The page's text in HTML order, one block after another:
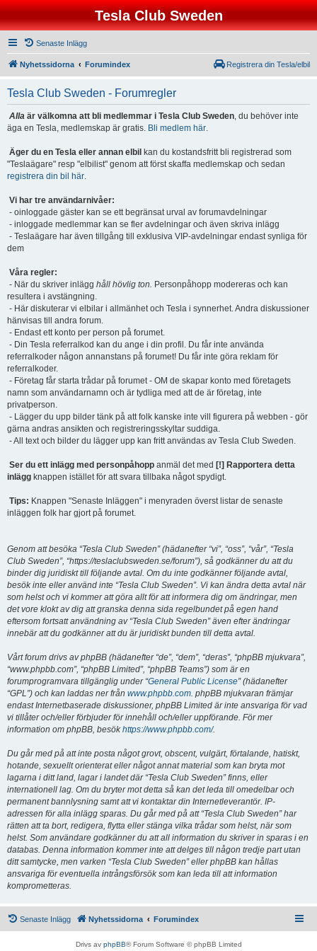
Tesla Club Sweden
Senaste Inlägg
Nyhetssidorna Forumindex Registrera din Tesla/elbil
Tesla Club Sweden - Forumregler
Alla är välkomna att bli medlemmar i Tesla Club Sweden, du behöver inte
äga en Tesla, medlemskap är gratis. Bli medlem här.
Äger du en Tesla eller annan elbil kan du kostandsfritt bli registrerad som
"Teslaägare" resp "elbilist" genom att först skaffa medlemskap och sedan
registrera din bil här.
Vi har tre användarnivåer:
- oinloggade gäster kan se ett begränsat urval av forumavdelningar
- inloggade medlemmar kan se fler avdelningar och även skriva inlägg
- Teslaägare har även tillgång till exklusiva VIP-avdelningar endast synliga för
dem
Våra regler:
- När du skriver inlägg håll hövlig ton. Personpåhopp modereras och kan
resultera i avstängning.
- Här diskuterar vi elbilar i allmänhet och Tesla i synnerhet. Andra diskussioner
hänvisas till andra forum.
- Endast ett konto per person på forumet.
- Din Tesla referralkod kan du ange i din profil. Du får inte använda
referralkoder någon annanstans på forumet! Du får inte göra reklam för
referralkoder.
- Företag får starta trådar på forumet - OM de skapar konto med företagets
namn som användarnamn och är tydliga med att de är företag, inte
privatperson.
- Lägger du upp bilder tänk på att folk kanske inte vill figurera på webben - gör
gärna andras ansikten och registreringsskyltar suddiga.
- All text och bilder du lägger upp kan fritt användas av Tesla Club Sweden.
Ser du ett inlägg med personpåhopp anmäl det med [!] Rapportera detta
inlägg knappen istället för att svara tillbaka något spydigt.
Tips: Knappen "Senaste Inläggen" i menyraden överst listar de senaste
inläggen folk har gjort på forumet.
Genom att besöka “Tesla Club Sweden” (hädanefter “vi”, “oss”, “vår”, “Tesla
Club Sweden”, “https://teslaclubsweden.se/forum”), så godkänner du att du
binder dig juridiskt till följande avtal. Om du inte godkänner följande avtal,
besök inte eller använd inte “Tesla Club Sweden”. Vi kan ändra detta avtal när
som helst och vi kommer att göra allt för att informera dig om ändringar, men
det vore klokt av dig att granska denna sida regelbundet på egen hand
eftersom fortsatt användning av “Tesla Club Sweden” även efter ändringar
innebär att du godkänner att du är juridiskt bunden till detta avtal.
Vårt forum drivs av phpBB (hädanefter “de”, “dem”, “deras”, “phpBB mjukvara”,
“www.phpbb.com”, “phpBB Limited”, “phpBB Teams”) som är en
forumprogramvara tillgänglig under “General Public License” (hädanefter
“GPL”) och kan laddas ner från www.phpbb.com. phpBB mjukvaran främjar
endast Internetbaserade diskussioner, phpBB Limited är inte ansvariga för vad
vi tillåter och/eller förbjuder för innehåll och/eller uppförande. För mer
information om phpBB, besökhttps://www.phpbb.com/.
Du går med på att inte posta något grovt, obscent, vulgärt, förtalande, hatiskt,
hotande, sexuellt orienterat eller något annat material som kan bryta mot
lagarna i ditt land, lagar i landet där “Tesla Club Sweden” finns, eller
internationell lag. Om du bryter mot detta så kan det leda till omedelbar och
permanent bannlysning samt att vi kontaktar din Internetleverantör. IP-
adressen för alla inlägg sparas. Du går med på att “Tesla Club Sweden” har
rätten att ta bort, redigera, flytta eller stänga vilka trådar som helst, när som
helst. Som användare godkänner du att all information du skriver in sparas i en
databas. Denna information kommer inte att delges till någon tredje part utan
ditt samtycke, men varken “Tesla Club Sweden” eller phpBB kan hållas
ansvariga för eventuella intrångsförsök som kan leda till att information
komprometteras.
Senaste Inlägg Nyhetssidorna Forumindex
Drivs av phpBB® Forum Software © phpBB Limited